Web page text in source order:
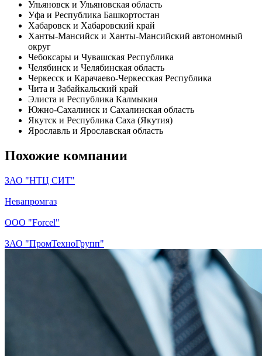
Ульяновск и Ульяновская область
Уфа и Республика Башкортостан
Хабаровск и Хабаровский край
Ханты-Мансийск и Ханты-Мансийский автономный
округ
Чебоксары и Чувашская Республика
Челябинск и Челябинская область
Черкесск и Карачаево-Черкесская Республика
Чита и Забайкальский край
Элиста и Республика Калмыкия
Южно-Сахалинск и Сахалинская область
Якутск и Республика Саха (Якутия)
Ярославль и Ярославская область
Похожие компании
ЗАО "НТЦ СИТ"
Невапромгаз
ООО "Forcel"
ЗАО "ПромТехноГрупп"